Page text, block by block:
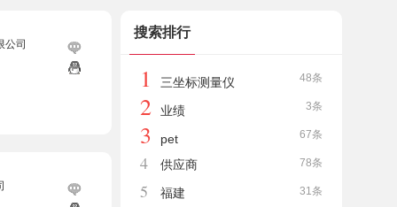
公司
搜索排行
48条
1 三坐标测量仪
3条
2 业绩
67条
3 pet
78条
4 供应商
31条
5 福建